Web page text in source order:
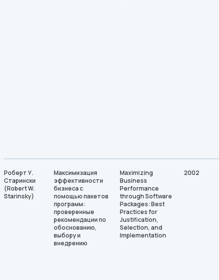
Роберт У.
Старински
(Robert W.
Starinsky)
Максимизация
эффективности
бизнеса с
помощью пакетов
программ:
проверенные
рекомендации по
обоснованию,
выбору и
внедрению
Maximizing
Business
Performance
through Software
Packages: Best
Practices for
Justification,
Selection, and
Implementation
2002